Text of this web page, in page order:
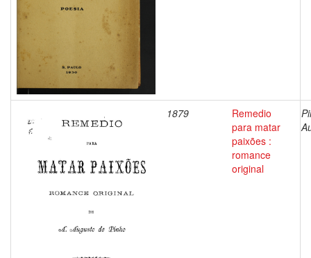
1879
Remedio
para matar
paixões :
romance
original